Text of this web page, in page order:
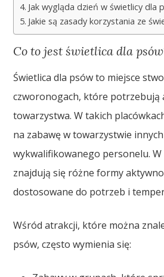
Jak wygląda dzień w świetlicy dla
Jakie są zasady korzystania ze
Co to jest świetlica dla
Świetlica dla psów to miejsce
czworonogach, które potrzebują
towarzystwa. W takich
na zabawę w towarzystwie
wykwalifikowanego personelu.
znajdują się różne formy
dostosowane do potrzeb i
Wśród atrakcji, które można
psów, często wymienia się: